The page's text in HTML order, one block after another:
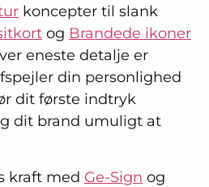
koncepter til slank
og Brandede ikoner
eneste detalje er
din personlighed
dit første indtryk
dit brand umuligt at
kraft med Ge-Sign og